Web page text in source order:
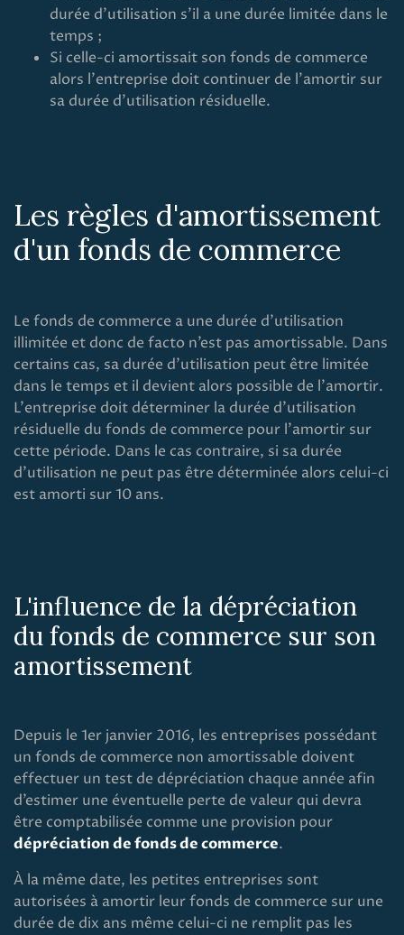
durée d'utilisation s'il a une durée limitée dans le
temps ;
Si celle-ci amortissait son fonds de commerce
alors l'entreprise doit continuer de l'amortir sur
sa durée d'utilisation résiduelle.
Les règles d'amortissement
d'un fonds de commerce
Le fonds de commerce a une durée d'utilisation
illimitée et donc de facto n’est pas amortissable. Dans
certains cas, sa durée d'utilisation peut être limitée
dans le temps et il devient alors possible de l’amortir.
L'entreprise doit déterminer la durée d'utilisation
résiduelle du fonds de commerce pour l’amortir sur
cette période. Dans le cas contraire, si sa durée
d’utilisation ne peut pas être déterminée alors celui-ci
est amorti sur 10 ans.
L'influence de la dépréciation
du fonds de commerce sur son
amortissement
Depuis le 1er janvier 2016, les entreprises possédant
un fonds de commerce non amortissable doivent
effectuer un test de dépréciation chaque année afin
d’estimer une éventuelle perte de valeur qui devra
être comptabilisée comme une provision pour
dépréciation de fonds de commerce.
À la même date, les petites entreprises sont
autorisées à amortir leur fonds de commerce sur une
durée de dix ans même celui-ci ne remplit pas les